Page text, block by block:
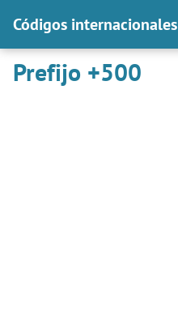
Códigos internacionales
Prefijo +500